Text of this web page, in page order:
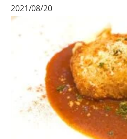
2021/08/20